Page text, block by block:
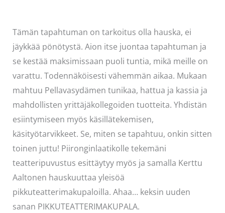
Tämän tapahtuman on tarkoitus olla hauska, ei
jäykkää pönötystä. Aion itse juontaa tapahtuman ja
se kestää maksimissaan puoli tuntia, mikä meille on
varattu. Todennäköisesti vähemmän aikaa. Mukaan
mahtuu Pellavasydämen tunikaa, hattua ja kassia ja
mahdollisten yrittäjäkollegoiden tuotteita. Yhdistän
esiintymiseen myös käsillätekemisen,
käsityötarvikkeet. Se, miten se tapahtuu, onkin sitten
toinen juttu! Piironginlaatikolle tekemäni
teatteripuvustus esittäytyy myös ja samalla Kerttu
Aaltonen hauskuuttaa yleisöä
pikkuteatterimakupaloilla. Ahaa… keksin uuden
sanan PIKKUTEATTERIMAKUPALA.